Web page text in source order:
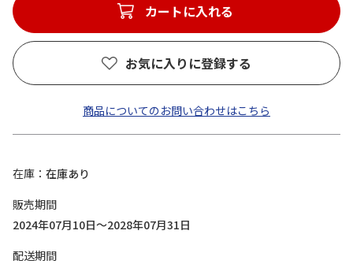
カートに入れる
お気に入りに登録する
商品についてのお問い合わせはこちら
在庫
在庫あり
販売期間
2024年07月10日～2028年07月31日
配送期間